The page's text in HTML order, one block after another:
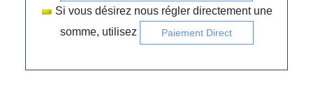
Si vous désirez nous régler directement une
somme, utilisez
Paiement Direct